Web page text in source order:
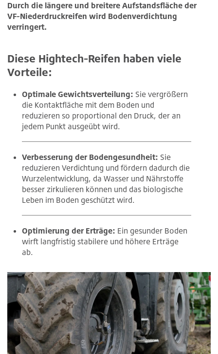
Durch die längere und breitere Aufstandsfläche der
VF-Niederdruckreifen wird Bodenverdichtung
verringert.
Diese Hightech-Reifen haben viele
Vorteile:
Optimale Gewichtsverteilung: Sie vergrößern
die Kontaktfläche mit dem Boden und
reduzieren so proportional den Druck, der an
jedem Punkt ausgeübt wird.
Verbesserung der Bodengesundheit: Sie
reduzieren Verdichtung und fördern dadurch die
Wurzelentwicklung, da Wasser und Nährstoffe
besser zirkulieren können und das biologische
Leben im Boden geschützt wird.
Optimierung der Erträge: Ein gesunder Boden
wirft langfristig stabilere und höhere Erträge
ab.